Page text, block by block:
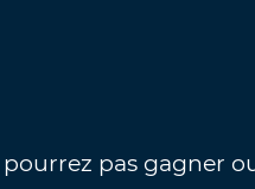
pas gagner